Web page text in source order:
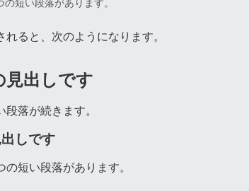
れると、次のようになります。
見出しです
段落が続きます。
しです
の短い段落があります。